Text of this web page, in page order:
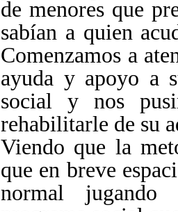
de menores que
sabían a quien
Comenzamos a
ayuda y apoyo a
social y nos
rehabilitarle de su
Viendo que la
que en breve
normal jugando